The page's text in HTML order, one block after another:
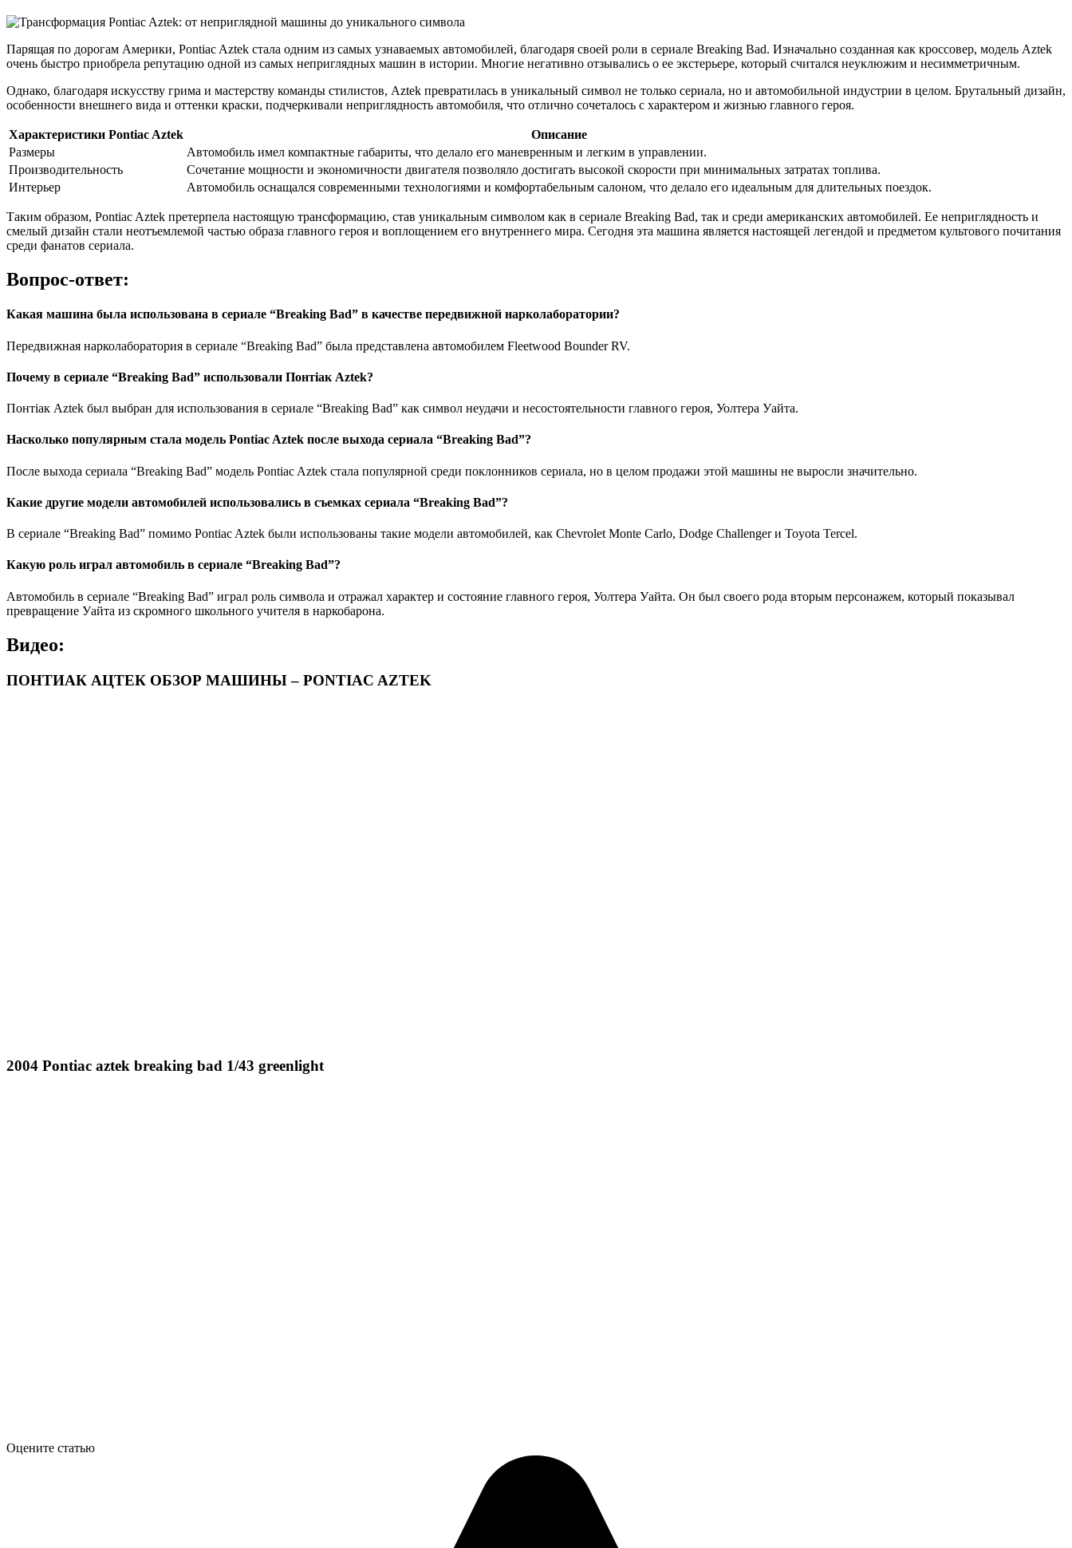
Парящая по дорогам Америки, Pontiac Aztek стала одним из самых узнаваемых автомобилей, благодаря своей роли в сериале Breaking Bad. Изначально созданная как кроссовер, модель Aztek
очень быстро приобрела репутацию одной из самых неприглядных машин в истории. Многие негативно отзывались о ее экстерьере, который считался неуклюжим и несимметричным.
Однако, благодаря искусству грима и мастерству команды стилистов, Aztek превратилась в уникальный символ не только сериала, но и автомобильной индустрии в целом. Брутальный дизайн,
особенности внешнего вида и оттенки краски, подчеркивали неприглядность автомобиля, что отлично сочеталось с характером и жизнью главного героя.
Характеристики Pontiac Aztek
Описание
Размеры
Автомобиль имел компактные габариты, что делало его маневренным и легким в управлении.
Производительность
Сочетание мощности и экономичности двигателя позволяло достигать высокой скорости при минимальных затратах топлива.
Интерьер
Автомобиль оснащался современными технологиями и комфортабельным салоном, что делало его идеальным для длительных поездок.
Таким образом, Pontiac Aztek претерпела настоящую трансформацию, став уникальным символом как в сериале Breaking Bad, так и среди американских автомобилей. Ее неприглядность и
смелый дизайн стали неотъемлемой частью образа главного героя и воплощением его внутреннего мира. Сегодня эта машина является настоящей легендой и предметом культового почитания
среди фанатов сериала.
Вопрос-ответ:
Какая машина была использована в сериале “Breaking Bad” в качестве передвижной нарколаборатории?
Передвижная нарколаборатория в сериале “Breaking Bad” была представлена автомобилем Fleetwood Bounder RV.
Почему в сериале “Breaking Bad” использовали Понтіак Аztеk?
Понтіак Аztеk был выбран для использования в сериале “Breaking Bad” как символ неудачи и несостоятельности главного героя, Уолтера Уайта.
Насколько популярным стала модель Pontiac Aztek после выхода сериала “Breaking Bad”?
После выхода сериала “Breaking Bad” модель Pontiac Aztek стала популярной среди поклонников сериала, но в целом продажи этой машины не выросли значительно.
Какие другие модели автомобилей использовались в съемках сериала “Breaking Bad”?
В сериале “Breaking Bad” помимо Pontiac Aztek были использованы такие модели автомобилей, как Chevrolet Monte Carlo, Dodge Challenger и Toyota Tercel.
Какую роль играл автомобиль в сериале “Breaking Bad”?
Автомобиль в сериале “Breaking Bad” играл роль символа и отражал характер и состояние главного героя, Уолтера Уайта. Он был своего рода вторым персонажем, который показывал
превращение Уайта из скромного школьного учителя в наркобарона.
Видео:
ПОНТИАК АЦТЕК ОБЗОР МАШИНЫ – PONTIAC AZTEK
2004 Pontiac aztek breaking bad 1/43 greenlight
Оцените статью